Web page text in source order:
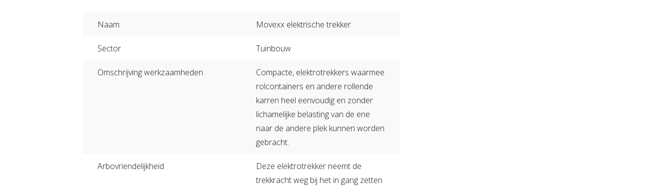
Naam Movexx elektrische trekker
Sector Tuinbouw
Omschrijving werkzaamheden
Compacte, elektrotrekkers waarmee
rolcontainers en andere rollende
karren heel eenvoudig en zonder
lichamelijke belasting van de ene
naar de andere plek kunnen worden
gebracht.
Arbovriendelijkheid
Deze elektrotrekker neemt de
trekkracht weg bij het in gang zetten